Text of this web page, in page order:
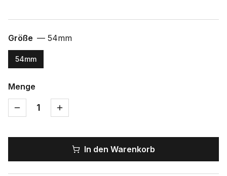
Größe — 54mm
54mm
Menge
1
In den Warenkorb